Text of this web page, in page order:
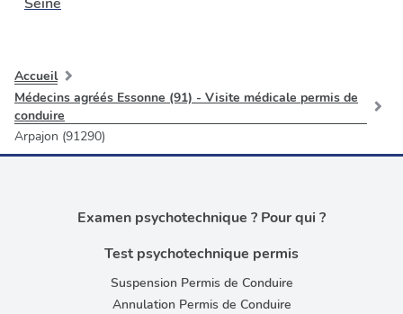
Accueil
Médecins agréés Essonne (91) - Visite médicale permis de
conduire
Arpajon (91290)
Examen psychotechnique ? Pour qui ?
Test psychotechnique permis
Suspension Permis de Conduire
Annulation Permis de Conduire